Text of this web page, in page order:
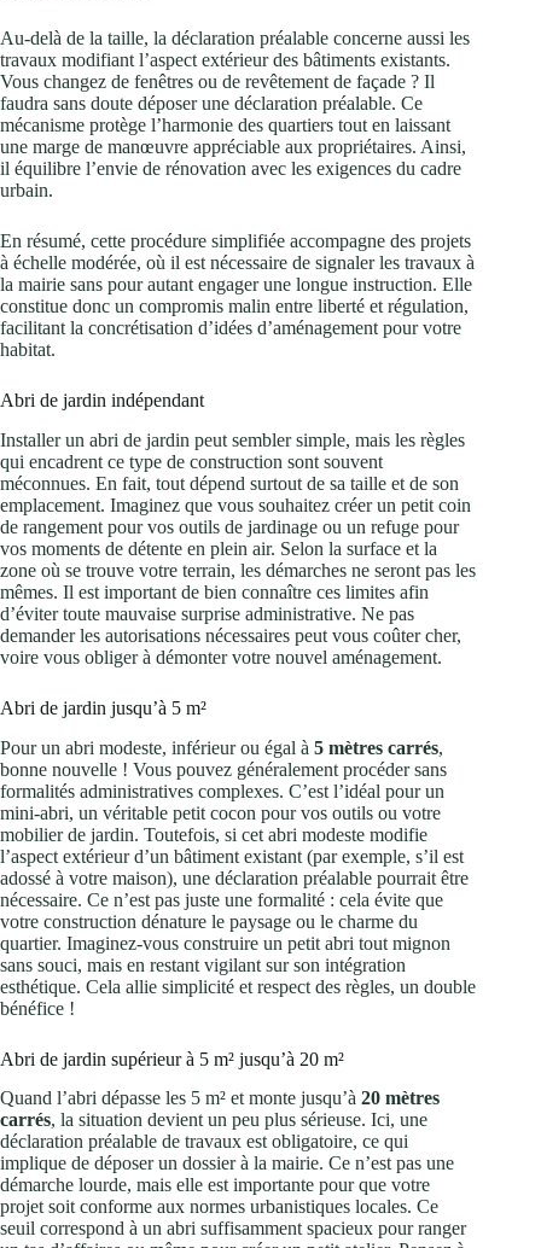
Au-delà de la taille, la déclaration préalable concerne aussi les
travaux modifiant l’aspect extérieur des bâtiments existants.
Vous changez de fenêtres ou de revêtement de façade ? Il
faudra sans doute déposer une déclaration préalable. Ce
mécanisme protège l’harmonie des quartiers tout en laissant
une marge de manœuvre appréciable aux propriétaires. Ainsi,
il équilibre l’envie de rénovation avec les exigences du cadre
urbain.
En résumé, cette procédure simplifiée accompagne des projets
à échelle modérée, où il est nécessaire de signaler les travaux à
la mairie sans pour autant engager une longue instruction. Elle
constitue donc un compromis malin entre liberté et régulation,
facilitant la concrétisation d’idées d’aménagement pour votre
habitat.
Abri de jardin indépendant
Installer un abri de jardin peut sembler simple, mais les règles
qui encadrent ce type de construction sont souvent
méconnues. En fait, tout dépend surtout de sa taille et de son
emplacement. Imaginez que vous souhaitez créer un petit coin
de rangement pour vos outils de jardinage ou un refuge pour
vos moments de détente en plein air. Selon la surface et la
zone où se trouve votre terrain, les démarches ne seront pas les
mêmes. Il est important de bien connaître ces limites afin
d’éviter toute mauvaise surprise administrative. Ne pas
demander les autorisations nécessaires peut vous coûter cher,
voire vous obliger à démonter votre nouvel aménagement.
Abri de jardin jusqu’à 5 m²
Pour un abri modeste, inférieur ou égal à 5 mètres carrés,
bonne nouvelle ! Vous pouvez généralement procéder sans
formalités administratives complexes. C’est l’idéal pour un
mini-abri, un véritable petit cocon pour vos outils ou votre
mobilier de jardin. Toutefois, si cet abri modeste modifie
l’aspect extérieur d’un bâtiment existant (par exemple, s’il est
adossé à votre maison), une déclaration préalable pourrait être
nécessaire. Ce n’est pas juste une formalité : cela évite que
votre construction dénature le paysage ou le charme du
quartier. Imaginez-vous construire un petit abri tout mignon
sans souci, mais en restant vigilant sur son intégration
esthétique. Cela allie simplicité et respect des règles, un double
bénéfice !
Abri de jardin supérieur à 5 m² jusqu’à 20 m²
Quand l’abri dépasse les 5 m² et monte jusqu’à 20 mètres
carrés, la situation devient un peu plus sérieuse. Ici, une
déclaration préalable de travaux est obligatoire, ce qui
implique de déposer un dossier à la mairie. Ce n’est pas une
démarche lourde, mais elle est importante pour que votre
projet soit conforme aux normes urbanistiques locales. Ce
seuil correspond à un abri suffisamment spacieux pour ranger